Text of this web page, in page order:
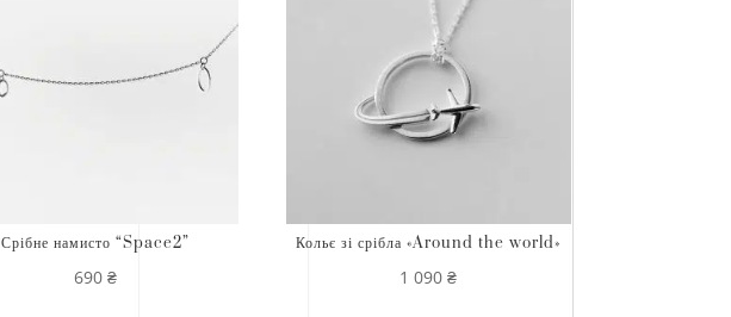
Срібне намисто “Space2”
690₴
Кольє зі срібла «Around the world»
1 090₴